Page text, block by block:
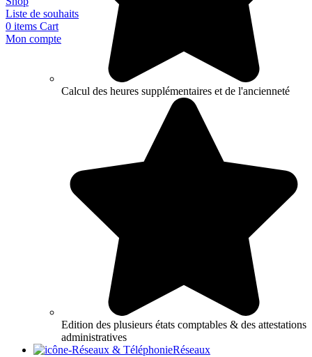
Calcul des heures supplémentaires et de l'ancienneté
Edition des plusieurs états comptables & des attestations
administratives
Réseaux
Liste de souhaits
0 items Cart
Mon compte